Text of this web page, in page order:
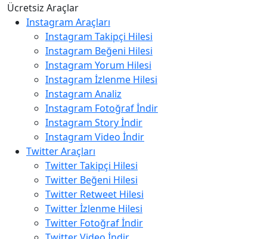
Ücretsiz Araçlar
Instagram Araçları
Instagram Takipçi Hilesi
Instagram Beğeni Hilesi
Instagram Yorum Hilesi
Instagram İzlenme Hilesi
Instagram Analiz
Instagram Fotoğraf İndir
Instagram Story İndir
Instagram Video İndir
Twitter Araçları
Twitter Takipçi Hilesi
Twitter Beğeni Hilesi
Twitter Retweet Hilesi
Twitter İzlenme Hilesi
Twitter Fotoğraf İndir